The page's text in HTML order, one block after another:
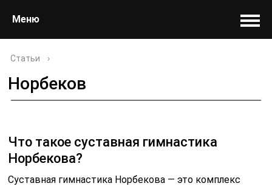
Меню
Статьи ›
Норбеков
Что такое суставная гимнастика
Норбекова?
Суставная гимнастика Норбекова — это комплекс